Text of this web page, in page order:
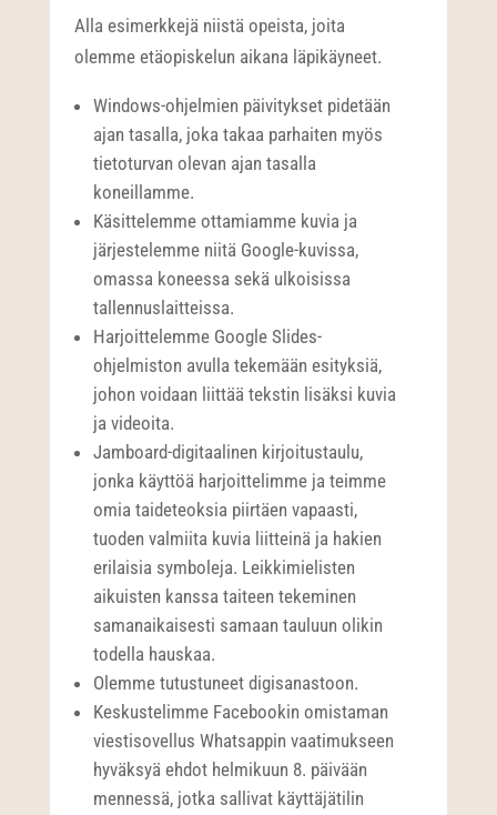
Alla esimerkkejä niistä opeista, joita
olemme etäopiskelun aikana läpikäyneet.
Windows-ohjelmien päivitykset pidetään
ajan tasalla, joka takaa parhaiten myös
tietoturvan olevan ajan tasalla
koneillamme.
Käsittelemme ottamiamme kuvia ja
järjestelemme niitä Google-kuvissa,
omassa koneessa sekä ulkoisissa
tallennuslaitteissa.
Harjoittelemme Google Slides-
ohjelmiston avulla tekemään esityksiä,
johon voidaan liittää tekstin lisäksi kuvia
ja videoita.
Jamboard-digitaalinen kirjoitustaulu,
jonka käyttöä harjoittelimme ja teimme
omia taideteoksia piirtäen vapaasti,
tuoden valmiita kuvia liitteinä ja hakien
erilaisia symboleja. Leikkimielisten
aikuisten kanssa taiteen tekeminen
samanaikaisesti samaan tauluun olikin
todella hauskaa.
Olemme tutustuneet digisanastoon.
Keskustelimme Facebookin omistaman
viestisovellus Whatsappin vaatimukseen
hyväksyä ehdot helmikuun 8. päivään
mennessä, jotka sallivat käyttäjätilin